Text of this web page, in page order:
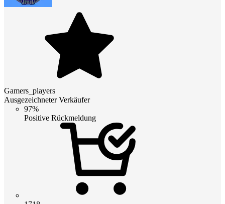
Gamers_players
Ausgezeichneter Verkäufer
97%
Positive Rückmeldung